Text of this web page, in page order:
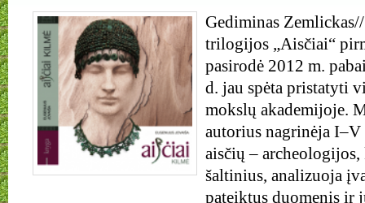
Gediminas
trilogijos „Aisčiai“
pasirodė 2012 m.
d. jau spėta pristatyti
mokslų akademijoje.
autorius nagrinėja I–V
aisčių –
šaltinius, analizuoja
pateiktus duomenis ir